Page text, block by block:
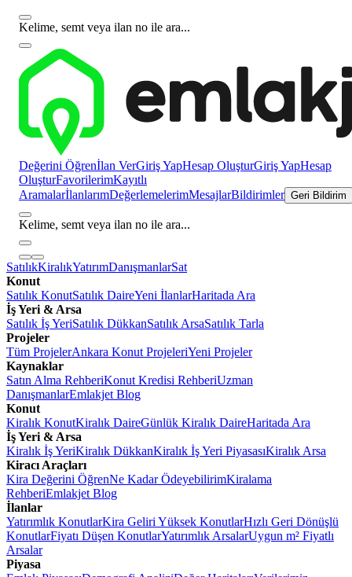
Kelime, semt veya ilan no ile ara...
Değerini Öğrenİlan VerGiriş YapHesap OluşturGiriş YapHesap
OluşturFavorilerimKayıtlı
AramalarİlanlarımDeğerlemelerimMesajlarBildirimler Geri Bildirim
Kelime, semt veya ilan no ile ara...
SatılıkKiralıkYatırımDanışmanlarSat
Konut
Satılık KonutSatılık DaireYeni İlanlarHaritada Ara
İş Yeri & Arsa
Satılık İş YeriSatılık DükkanSatılık ArsaSatılık Tarla
Projeler
Tüm ProjelerAnkara Konut ProjeleriYeni Projeler
Kaynaklar
Satın Alma RehberiKonut Kredisi RehberiUzman
DanışmanlarEmlakjet Blog
Konut
Kiralık KonutKiralık DaireGünlük Kiralık DaireHaritada Ara
İş Yeri & Arsa
Kiralık İş YeriKiralık DükkanKiralık İş Yeri PiyasasıKiralık Arsa
Kiracı Araçları
Kira Değerini ÖğrenNe Kadar ÖdeyebilirimKiralama
RehberiEmlakjet Blog
İlanlar
Yatırımlık KonutlarKira Geliri Yüksek KonutlarHızlı Geri Dönüşlü
KonutlarFiyatı Düşen KonutlarYatırımlık ArsalarUygun m² Fiyatlı
Arsalar
Piyasa